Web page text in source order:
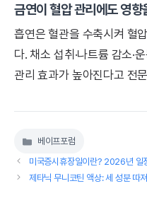
금연이 혈압 관리에도 영향
흡연은 혈관을 수축시켜 혈
다. 채소 섭취·나트륨 감소·
관리 효과가 높아진다고 전
카
고
베이프포럼
미국증시휴장일이란? 2026년 일
제타닉 무니코틴 액상: 세 성분 따